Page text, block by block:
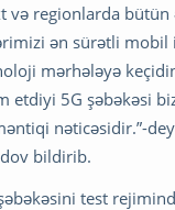
və regionlarda
ən sürətli mobil
mərhələyə
etdiyi 5G şəbəkəsi
nəticəsidir.”-
bildirib.
test